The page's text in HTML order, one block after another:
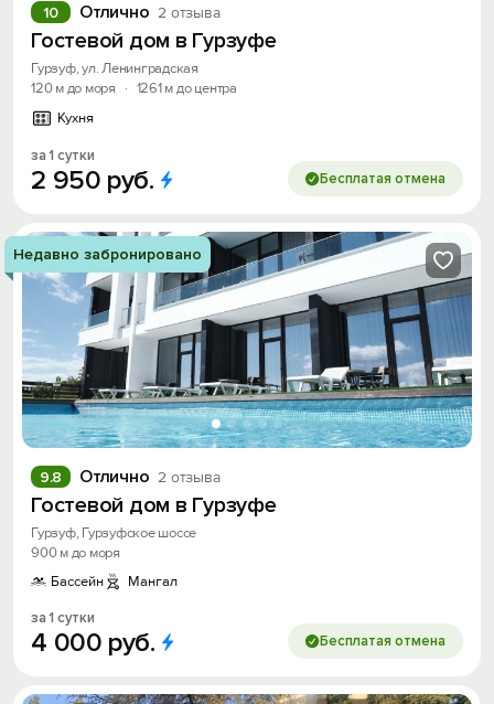
Отлично 2 отзыва
10
Гостевой дом в Гурзуфе
Гурзуф, ул. Ленинградская
120 м до моря
· 1261 м до центра
Кухня
за 1 сутки
2 950 руб. Бесплатая отмена
Недавно забронировано
Отлично 2 отзыва
9.8
Гостевой дом в Гурзуфе
Гурзуф, Гурзуфское шоссе
900 м до моря
Бассейн
Мангал
за 1 сутки
4 000 руб. Бесплатая отмена